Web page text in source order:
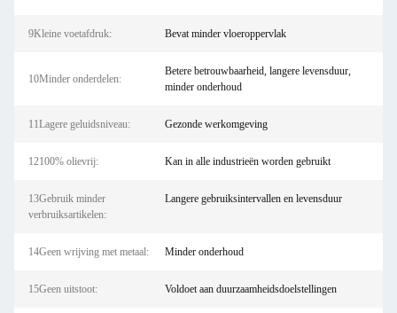
9Kleine voetafdruk: Bevat minder vloeroppervlak
10Minder onderdelen:
Betere betrouwbaarheid, langere levensduur,
minder onderhoud
11Lagere geluidsniveau: Gezonde werkomgeving
12100% olievrij: Kan in alle industrieën worden gebruikt
13Gebruik minder
verbruiksartikelen:
Langere gebruiksintervallen en levensduur
14Geen wrijving met metaal: Minder onderhoud
15Geen uitstoot: Voldoet aan duurzaamheidsdoelstellingen